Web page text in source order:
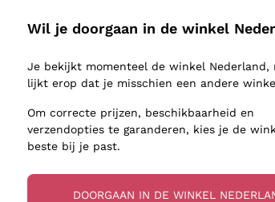
Rosé Brut
Clicquot
CLICQUOT DOM
Wil je doorgaan in de winkel
Je bekijkt momenteel de winkel Nederland,
lijkt erop dat je misschien een andere
Om correcte prijzen, beschikbaarheid en
verzendopties te garanderen, kies je de
beste bij je past.
DOORGAAN IN DE WINKEL